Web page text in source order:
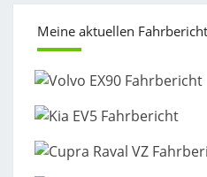
Meine aktuellen